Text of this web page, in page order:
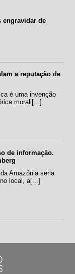
engravidar de
a reputação de
é uma invenção
morali[...]
de informação.
Amazônia seria
local, a[...]